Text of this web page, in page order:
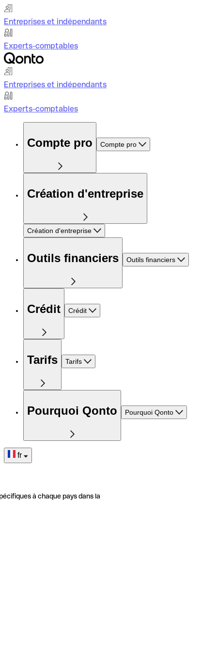
Entreprises et indépendants
Experts-comptables
Entreprises et indépendants
Experts-comptables
Compte pro Compte pro
Création d'entreprise
Création d'entreprise
Outils financiers Outils financiers
Crédit Crédit
Tarifs Tarifs
Pourquoi Qonto Pourquoi Qonto
fr
à chaque pays dans la